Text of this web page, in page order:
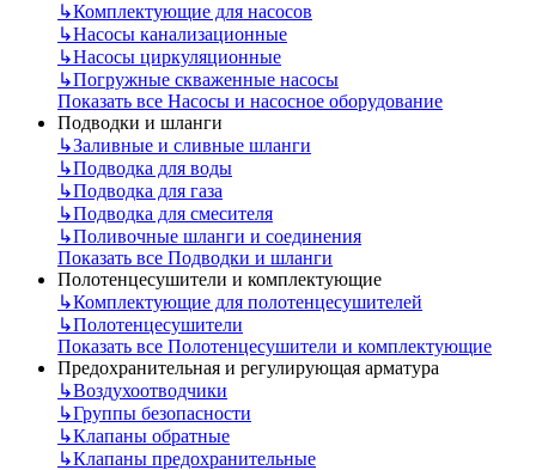
↳Комплектующие для насосов
↳Насосы канализационные
↳Насосы циркуляционные
↳Погружные скваженные насосы
Показать все Насосы и насосное оборудование
Подводки и шланги
↳Заливные и сливные шланги
↳Подводка для воды
↳Подводка для газа
↳Подводка для смесителя
↳Поливочные шланги и соединения
Показать все Подводки и шланги
Полотенцесушители и комплектующие
↳Комплектующие для полотенцесушителей
↳Полотенцесушители
Показать все Полотенцесушители и комплектующие
Предохранительная и регулирующая арматура
↳Воздухоотводчики
↳Группы безопасности
↳Клапаны обратные
↳Клапаны предохранительные